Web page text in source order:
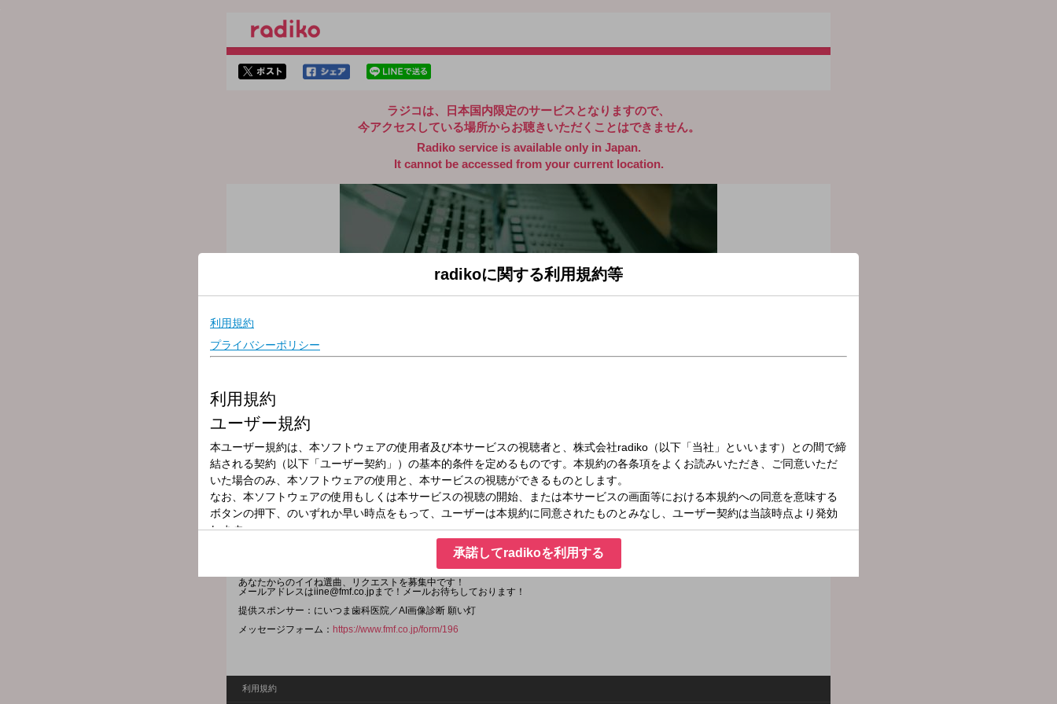
ラジコは、日本国内限定のサービスとなりますので、
今アクセスしている場所からお聴きいただくことはできません。
Radiko service is available only in Japan.
It cannot be accessed from your current location.
放送局
放送時間
2026年6月6日（土）11:00～11:30
番組名
つじむらゆみこのちょっとイイね！
ふくしまの“ちょっとイイね！”をつじむらさん目線で探していく番組です。
あなたからのイイね選曲、リクエストを募集中です！
メールアドレスはiine@fmf.co.jpまで！メールお待ちしております！
提供スポンサー：にいつま歯科医院／AI画像診断 願い灯
メッセージフォーム： https://www.fmf.co.jp/form/196
利用規約
radikoに関する利用規約等
承諾してradikoを利用する